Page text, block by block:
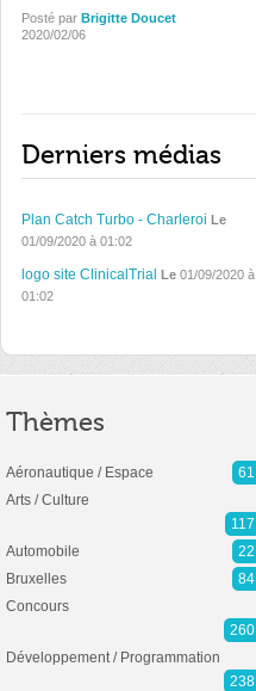
Posté par Brigitte Doucet
2020/02/06
Derniers médias
Plan Catch Turbo - Charleroi Le
01/09/2020 à 01:02
logo site ClinicalTrial Le 01/09/2020 à
01:02
Thèmes
Aéronautique / Espace
61
Arts / Culture
117
Automobile
22
Bruxelles
84
Concours
260
Développement / Programmation
238